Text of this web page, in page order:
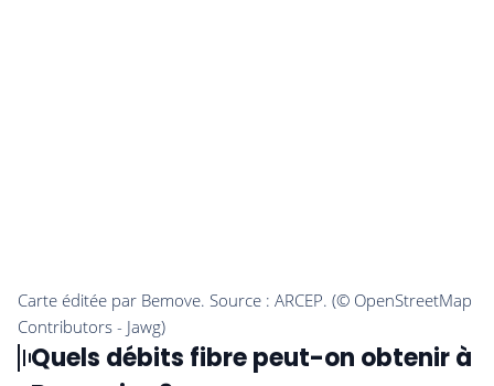
Quels débits fibre peut-on obtenir à